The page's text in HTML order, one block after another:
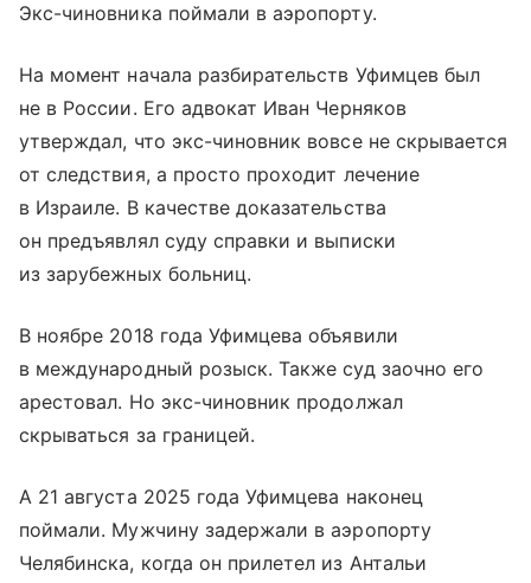
Экс-чиновника поймали в аэропорту.
На момент начала разбирательств Уфимцев был
не в России. Его адвокат Иван Черняков
утверждал, что экс-чиновник вовсе не скрывается
от следствия, а просто проходит лечение
в Израиле. В качестве доказательства
он предъявлял суду справки и выписки
из зарубежных больниц.
В ноябре 2018 года Уфимцева объявили
в международный розыск. Также суд заочно его
арестовал. Но экс-чиновник продолжал
скрываться за границей.
А 21 августа 2025 года Уфимцева наконец
поймали. Мужчину задержали в аэропорту
Челябинска, когда он прилетел из Антальи